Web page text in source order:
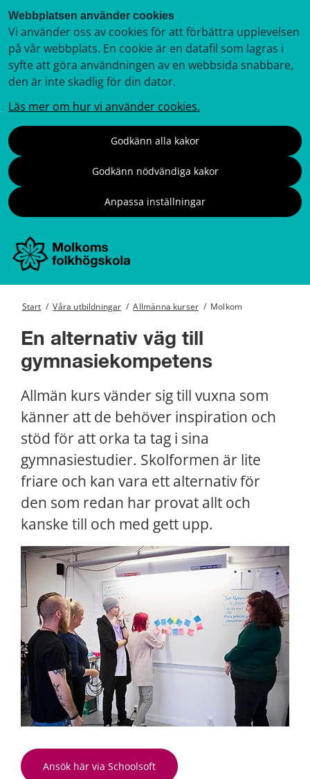
Webbplatsen använder cookies
Vi använder oss av cookies för att förbättra upplevelsen
på vår webbplats. En cookie är en datafil som lagras i
syfte att göra användningen av en webbsida snabbare,
den är inte skadlig för din dator.
Läs mer om hur vi använder cookies.
Godkänn alla kakor
Godkänn nödvändiga kakor
Anpassa inställningar
Start / Våra utbildningar / Allmänna kurser / Molkom
En alternativ väg till
gymnasiekompetens
Allmän kurs vänder sig till vuxna som
känner att de behöver inspiration och
stöd för att orka ta tag i sina
gymnasiestudier. Skolformen är lite
friare och kan vara ett alternativ för
den som redan har provat allt och
kanske till och med gett upp.
Ansök här via Schoolsoft